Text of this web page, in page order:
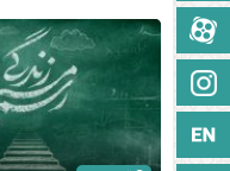
آپارات
اینستاگرام
زبان انگلیسی